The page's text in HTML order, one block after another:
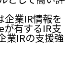
企業IR情報を
有するIR支
業IRの支援強